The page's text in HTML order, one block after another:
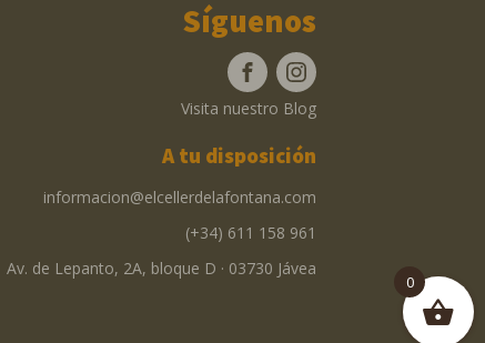
Síguenos
Visita nuestro Blog
A tu disposición
informacion@elcellerdelafontana.com
(+34) 611 158 961
Av. de Lepanto, 2A, bloque D · 03730 Jávea
0